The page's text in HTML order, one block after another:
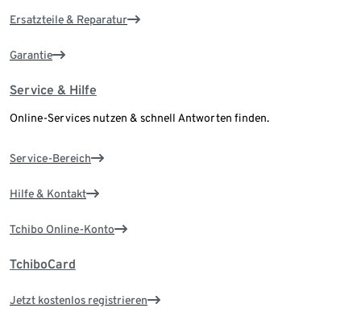
Ersatzteile & Reparatur
Garantie
Service & Hilfe
Online-Services nutzen & schnell Antworten finden.
Service-Bereich
Hilfe & Kontakt
Tchibo Online-Konto
TchiboCard
Jetzt kostenlos registrieren